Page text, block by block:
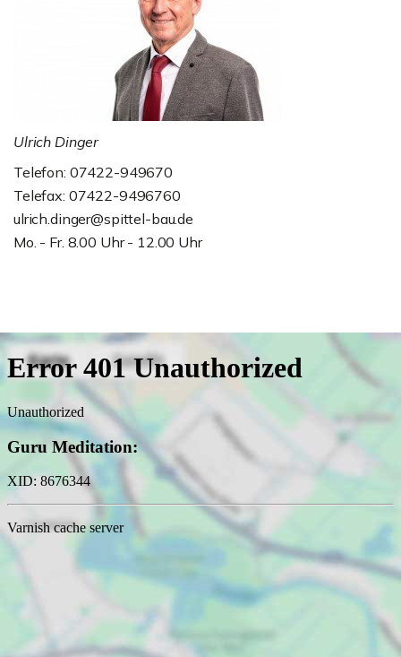
Ulrich Dinger
Telefon: 07422-949670
Telefax: 07422-9496760
ulrich.dinger@spittel-bau.de
Mo. - Fr. 8.00 Uhr - 12.00 Uhr